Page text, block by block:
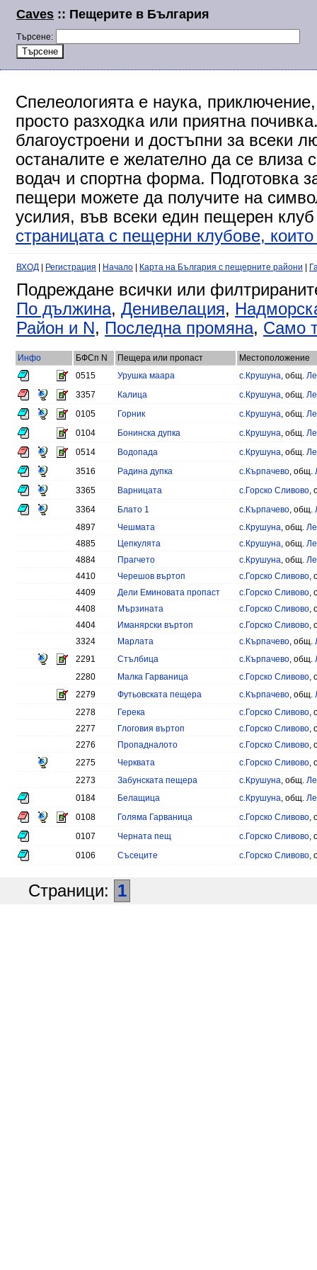
Caves :: Пещерите в България
Търсене:
Спелеологията е наука,
просто разходка или приятна
благоустроени и достъпни за всеки
останалите е желателно да се влиза
водач и спортна форма. Подготовка
пещери можете да получите на
усилия, във всеки един пещерен
страницата с пещерни клубове,
ВХОД Регистрация Начало Карта на България с пещерните райони
Подреждане всички или
По дължина, Денивелация,
Район и N, Последна промяна, Само
Инфо БФСп N Пещера или пропаст
Местоположение
0515
Урушка маара с.Крушуна, общ.
3357
Калица с.Крушуна, общ.
0105
Горник с.Крушуна, общ.
0104
Бонинска дупка с.Крушуна, общ.
0514
Водопада с.Крушуна, общ.
3516
Радина дупка с.Кърпачево, общ.
3365
Варницата с.Горско Сливово,
3364
Блато 1 с.Кърпачево, общ.
4897
Чешмата с.Крушуна, общ.
4885
Цепкулята с.Крушуна, общ.
4884
Прагчето с.Крушуна, общ.
4410
Черешов въртоп с.Горско Сливово,
4409
Дели Еминовата пропаст с.Горско Сливово,
4408
Мързината с.Горско Сливово,
4404
Иманярски въртоп с.Горско Сливово,
3324
Марлата с.Кърпачево, общ.
2291
Стълбица с.Кърпачево, общ.
2280
Малка Гарваница с.Горско Сливово,
2279
Футьовската пещера с.Кърпачево, общ.
2278
Герека с.Горско Сливово,
2277
Глоговия въртоп с.Горско Сливово,
2276
Пропадналото с.Горско Сливово,
2275
Черквата с.Горско Сливово,
2273
Забунската пещера с.Крушуна, общ.
0184
Белащица с.Крушуна, общ.
0108
Голяма Гарваница с.Горско Сливово,
0107
Черната пещ с.Горско Сливово,
0106
Съсеците с.Горско Сливово,
Страници: 1